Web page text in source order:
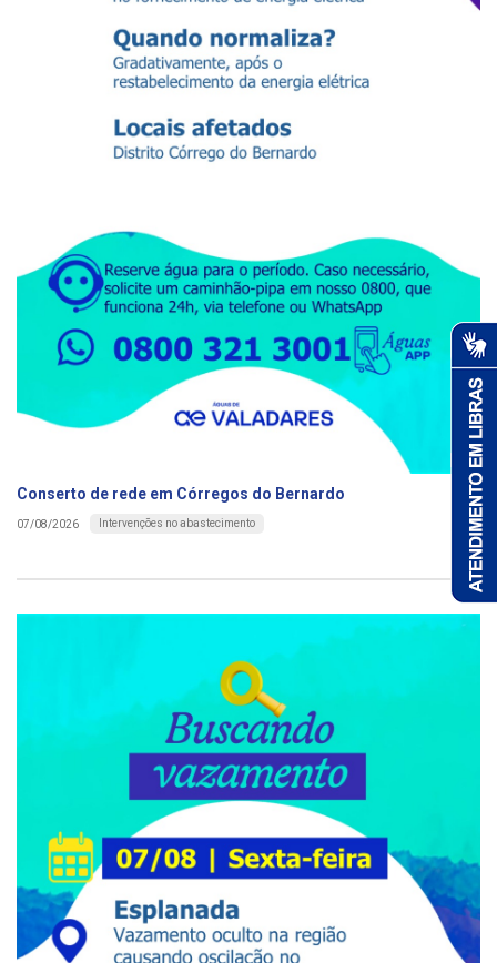
Conserto de rede em Córregos do Bernardo
07/08/2026 Intervenções no abastecimento